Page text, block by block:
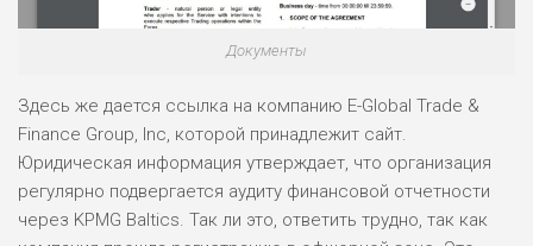
Документы
Здесь же дается ссылка на компанию E-Global Trade &
Finance Group, Inc, которой принадлежит сайт.
Юридическая информация утверждает, что организация
регулярно подвергается аудиту финансовой отчетности
через KPMG Baltics. Так ли это, ответить трудно, так как